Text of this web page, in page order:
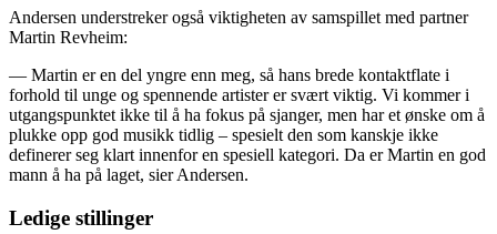
Andersen understreker også viktigheten av samspillet med partner
Martin Revheim:
— Martin er en del yngre enn meg, så hans brede kontaktflate i
forhold til unge og spennende artister er svært viktig. Vi kommer i
utgangspunktet ikke til å ha fokus på sjanger, men har et ønske om å
plukke opp god musikk tidlig – spesielt den som kanskje ikke
definerer seg klart innenfor en spesiell kategori. Da er Martin en god
mann å ha på laget, sier Andersen.
Ledige stillinger